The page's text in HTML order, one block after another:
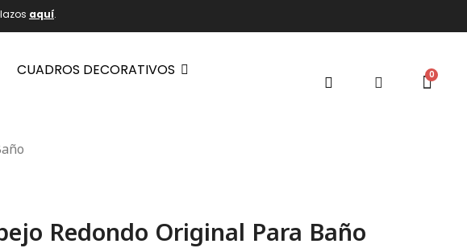
aquí.
CUADROS DECORATIVOS
Redondo Original Para Baño